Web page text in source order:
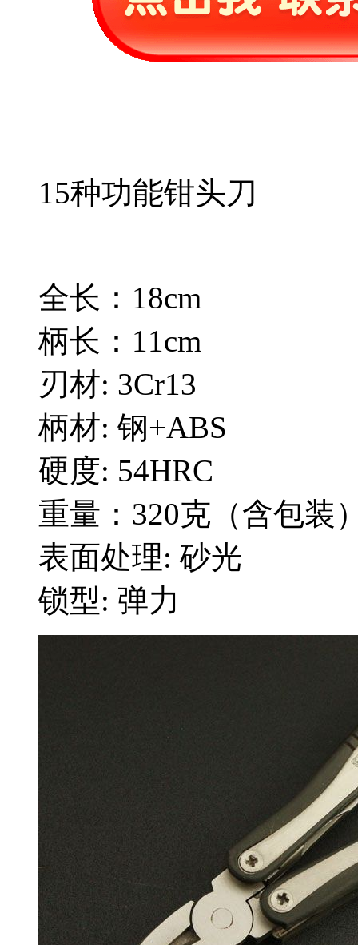
15种功能钳头刀
全长：18cm
柄长：11cm
刃材: 3Cr13
柄材: 钢+ABS
硬度: 54HRC
重量：320克（含包装
表面处理: 砂光
锁型: 弹力